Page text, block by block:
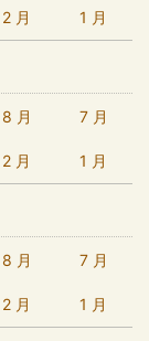
2 月 1 月
8 月 7 月
2 月 1 月
8 月 7 月
2 月 1 月